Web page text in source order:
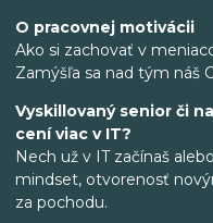
O pracovnej motivácii
Ako si zachovať v
Zamýšľa sa nad tým náš
Vyskillovaný senior či
cení viac v IT?
Nech už v IT začínaš
mindset, otvorenosť
za pochodu.